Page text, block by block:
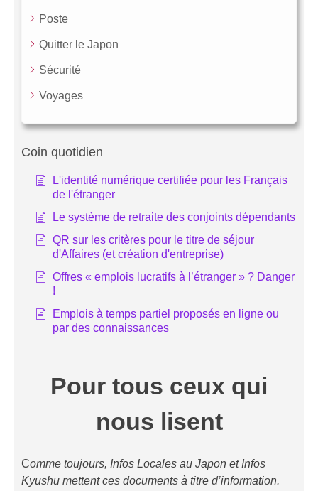
Poste
Quitter le Japon
Sécurité
Voyages
Coin quotidien
L'identité numérique certifiée pour les Français
de l'étranger
Le système de retraite des conjoints dépendants
QR sur les critères pour le titre de séjour
d'Affaires (et création d'entreprise)
Offres « emplois lucratifs à l’étranger » ? Danger
!
Emplois à temps partiel proposés en ligne ou
par des connaissances
Pour tous ceux qui
nous lisent
Comme toujours, Infos Locales au Japon et Infos
Kyushu mettent ces documents à titre d’information.